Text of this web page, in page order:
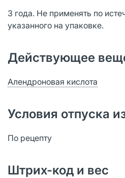
3 года. Не применять по
указанного на упаковке.
Действующее
Алендроновая кислота
Условия отпуска
По рецепту
Штрих-код и вес